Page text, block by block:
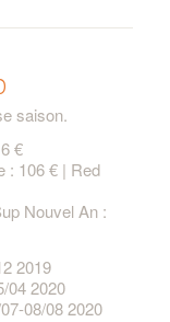
saison.
€
: 106 € | Red
Nouvel An :
2019
04 2020
08/08 2020